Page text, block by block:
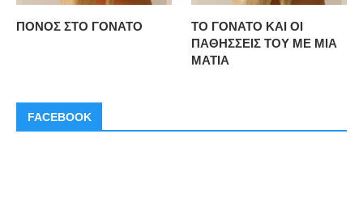
ΠΟΝΟΣ ΣΤΟ ΓΟΝΑΤΟ
ΤΟ ΓΟΝΑΤΟ ΚΑΙ ΟΙ
ΠΑΘΗΣΣΕΙΣ ΤΟΥ ΜΕ ΜΙΑ
ΜΑΤΙΑ
FACEBOOK